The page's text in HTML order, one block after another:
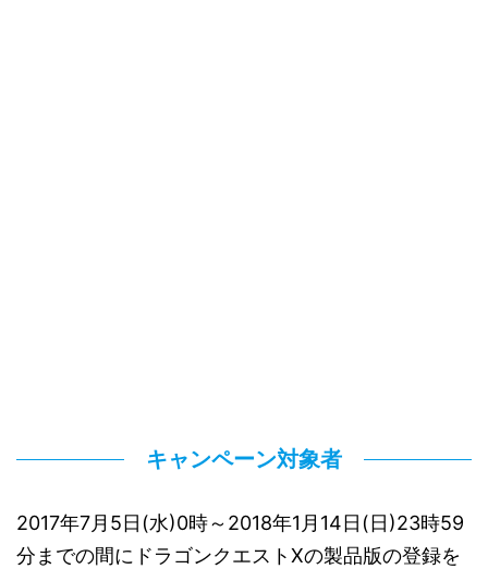
キャンペーン対象者
2017年7月5日(水)0時～2018年1月14日(日)23時59
分までの間にドラゴンクエストXの製品版の登録を